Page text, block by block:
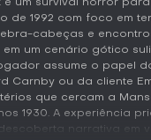
é um survival horror
de 1992 com foco em
cabeças e
um cenário gótico
assume o papel
Carnby ou da cliente
que cercam a
1930. A experiência
narrativa em